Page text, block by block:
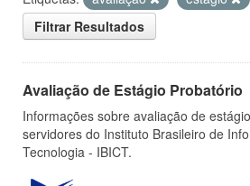
Filtrar Resultados
Avaliação de Estágio Probatório
Informações sobre avaliação de
servidores do Instituto Brasileiro de
Tecnologia - IBICT.